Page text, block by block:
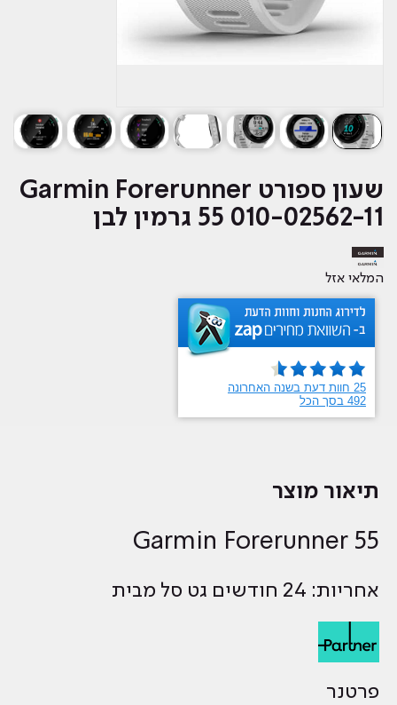
‏שעון ספורט Garmin Forerunner
55 010-02562-11 גרמין לבן
המלאי אזל
תיאור מוצר
Garmin Forerunner 55
אחריות: 24 חודשים גט סל מבית
פרטנר